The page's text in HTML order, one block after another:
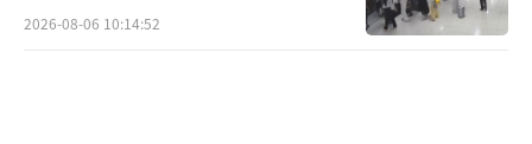
2026-08-06 10:14:52